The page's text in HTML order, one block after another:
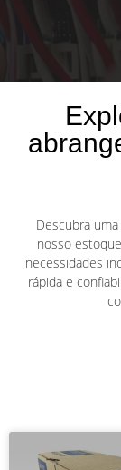
Descubra
nosso
necessidades
rápida e